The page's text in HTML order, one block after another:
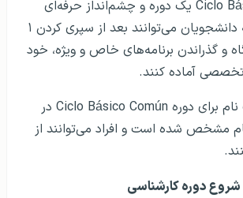
دوره Ciclo Básico Común یک دوره و چشم‌انداز حرفه‌ای
است به گونه‌ای که دانشجویان می‌توانند بعد از سپری کردن ۱
و گذراندن برنامه‌های خاص و ویژه، خود
تخصصی آماده کنند.
تاریخ و محل ثبت نام برای دوره Ciclo Básico Común در
مشخص شده است و افراد می‌توانند از
شروع دوره کارشناسی